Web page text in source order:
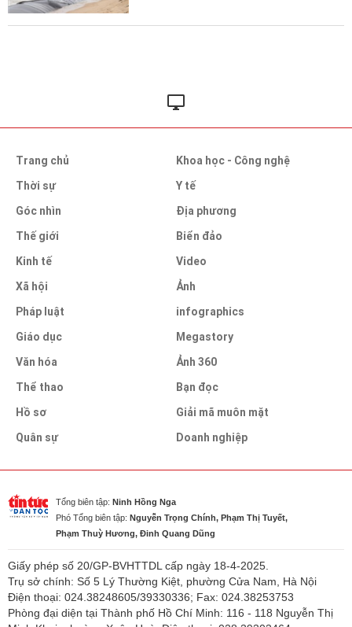
Trang chủ
Thời sự
Góc nhìn
Thế giới
Kinh tế
Xã hội
Pháp luật
Giáo dục
Văn hóa
Thể thao
Hồ sơ
Quân sự
Khoa học - Công nghệ
Y tế
Địa phương
Biển đảo
Video
Ảnh
infographics
Megastory
Ảnh 360
Bạn đọc
Giải mã muôn mặt
Doanh nghiệp
Tổng biên tập: Ninh Hồng Nga
Phó Tổng biên tập: Nguyễn Trọng Chính, Phạm Thị Tuyết,
Phạm Thuỳ Hương, Đinh Quang Dũng
Giấy phép số 20/GP-BVHTTDL cấp ngày 18-4-2025.
Trụ sở chính: Số 5 Lý Thường Kiệt, phường Cửa Nam, Hà Nội
Điện thoại: 024.38248605/39330336; Fax: 024.38253753
Phòng đại diện tại Thành phố Hồ Chí Minh: 116 - 118 Nguyễn Thị